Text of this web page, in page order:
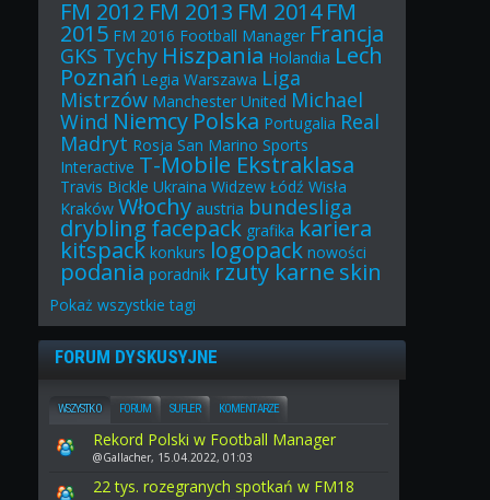
FM 2012 FM 2013 FM 2014 FM
2015 FM 2016 Football Manager Francja
GKS Tychy Hiszpania Holandia Lech
Poznań Legia Warszawa Liga
Mistrzów Manchester United Michael
Wind Niemcy Polska Portugalia Real
Madryt Rosja San Marino Sports
Interactive T-Mobile Ekstraklasa
Travis Bickle Ukraina Widzew Łódź Wisła
Kraków Włochy austria bundesliga
drybling facepack grafika kariera
kitspack konkurs logopack nowości
podania poradnik rzuty karne skin
Pokaż wszystkie tagi
FORUM DYSKUSYJNE
WSZYSTKO FORUM SUFLER KOMENTARZE
Rekord Polski w Football Manager
@Gallacher, 15.04.2022, 01:03
22 tys. rozegranych spotkań w FM18